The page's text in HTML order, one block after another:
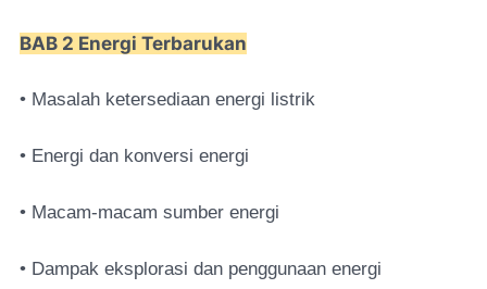
BAB 2 Energi Terbarukan
• Masalah ketersediaan energi listrik
• Energi dan konversi energi
• Macam-macam sumber energi
• Dampak eksplorasi dan penggunaan energi